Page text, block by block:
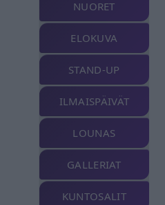
NUORET
ELOKUVA
STAND-UP
ILMAISPÄIVÄT
LOUNAS
GALLERIAT
KUNTOSALIT